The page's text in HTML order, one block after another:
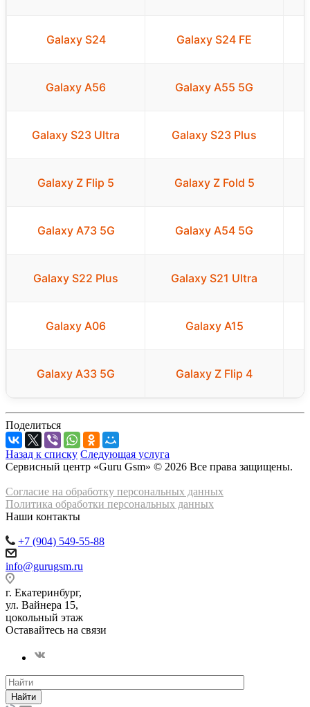
Galaxy S24 Galaxy S24 FE
Galaxy A56 Galaxy A55 5G
Galaxy S23 Ultra Galaxy S23 Plus
Galaxy Z Flip 5 Galaxy Z Fold 5
Galaxy A73 5G Galaxy A54 5G
Galaxy S22 Plus Galaxy S21 Ultra
Galaxy A06 Galaxy A15
Galaxy A33 5G Galaxy Z Flip 4
Поделиться
Назад к списку Следующая услуга
Сервисный центр «Guru Gsm» © 2026 Все права защищены.
Согласие на обработку персональных данных
Политика обработки персональных данных
Наши контакты
+7 (904) 549-55-88
info@gurugsm.ru
г. Екатеринбург,
ул. Вайнера 15,
цокольный этаж
Оставайтесь на связи
Найти